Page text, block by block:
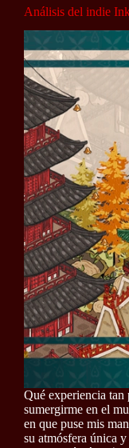
Análisis del indie
Qué experiencia
sumergirme en el
en que puse mis
su atmósfera única